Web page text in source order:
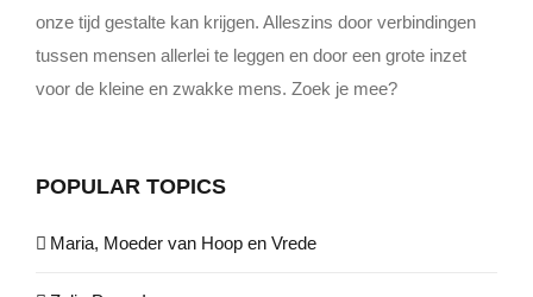
onze tijd gestalte kan krijgen. Alleszins door verbindingen
tussen mensen allerlei te leggen en door een grote inzet
voor de kleine en zwakke mens. Zoek je mee?
POPULAR TOPICS
Maria, Moeder van Hoop en Vrede